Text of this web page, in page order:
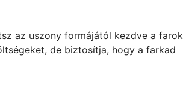
az uszony formájától kezdve a farok
de biztosítja, hogy a farkad